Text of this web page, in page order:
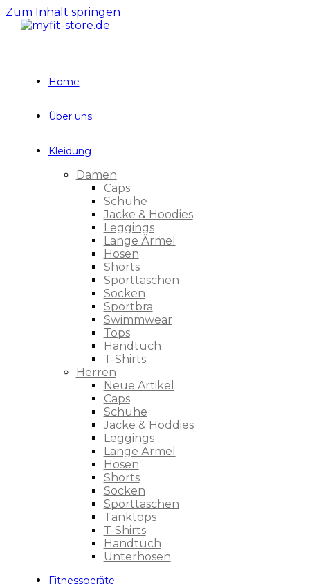
Zum Inhalt springen
Home
Über uns
Kleidung
Damen
Caps
Schuhe
Jacke & Hoodies
Leggings
Lange Ärmel
Hosen
Shorts
Sporttaschen
Socken
Sportbra
Swimmwear
Tops
Handtuch
T-Shirts
Herren
Neue Artikel
Caps
Schuhe
Jacke & Hoddies
Leggings
Lange Ärmel
Hosen
Shorts
Socken
Sporttaschen
Tanktops
T-Shirts
Handtuch
Unterhosen
Fitnessgeräte